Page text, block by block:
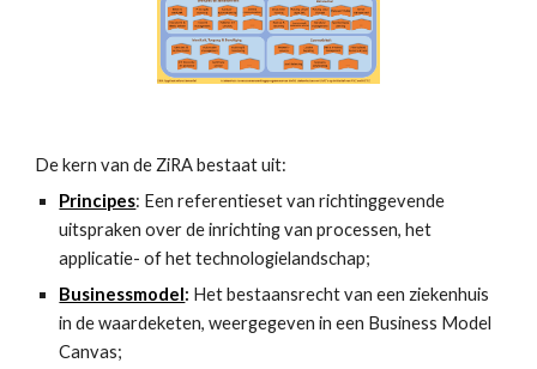
De kern van de ZiRA bestaat uit:
Principes: Een referentieset van richtinggevende
uitspraken over de inrichting van processen, het
applicatie- of het technologielandschap;
Businessmodel: Het bestaansrecht van een ziekenhuis
in de waardeketen, weergegeven in een Business Model
Canvas;